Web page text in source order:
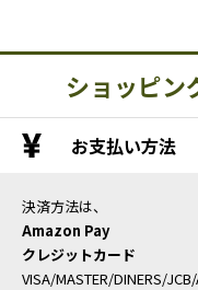
ショッピン
お支払い方法
決済方法は、
Amazon Pay
クレジットカード
VISA/MASTER/DINERS/